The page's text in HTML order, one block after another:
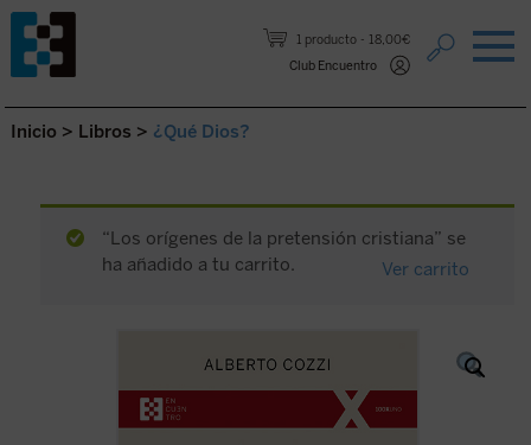
1 producto
18,00€
Club Encuentro
Saltar al contenido.
Inicio > Libros > ¿Qué Dios?
“Los orígenes de la pretensión cristiana” se
ha añadido a tu carrito.
Ver carrito